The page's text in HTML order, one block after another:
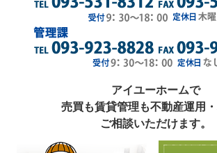
アイユーホームで
売買も賃貸管理も不動産運用
ご相談いただけます。